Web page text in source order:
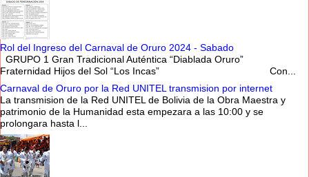
Rol del Ingreso del Carnaval de Oruro 2024 - Sabado
GRUPO 1 Gran Tradicional Auténtica “Diablada Oruro”
Fraternidad Hijos del Sol “Los Incas” Con...
Carnaval de Oruro por la Red UNITEL transmision por internet
La transmision de la Red UNITEL de Bolivia de la Obra Maestra y
patrimonio de la Humanidad esta empezara a las 10:00 y se
prolongara hasta l...